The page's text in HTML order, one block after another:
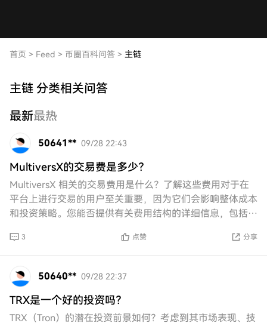
首页 > Feed > 币圈百科问答 > 主链
主链 分类相关问答
最新最热
50641** 09/28 22:43
MultiversX的交易费是多少？
MultiversX 相关的交易费用是什么？了解这些费用对于在
平台上进行交易的用户至关重要，因为它们会影响整体成本
和投资策略。您能否提供有关费用结构的详细信息，包括基
3 点赞 分享
50640** 09/28 22:37
TRX是一个好的投资吗？
TRX（Tron）的潜在投资前景如何？考虑到其市场表现、技